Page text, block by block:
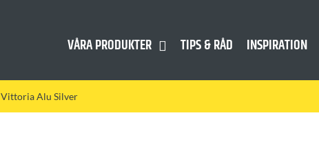
VÅRA PRODUKTER TIPS & RÅD INSPIRATION
Vittoria Alu Silver